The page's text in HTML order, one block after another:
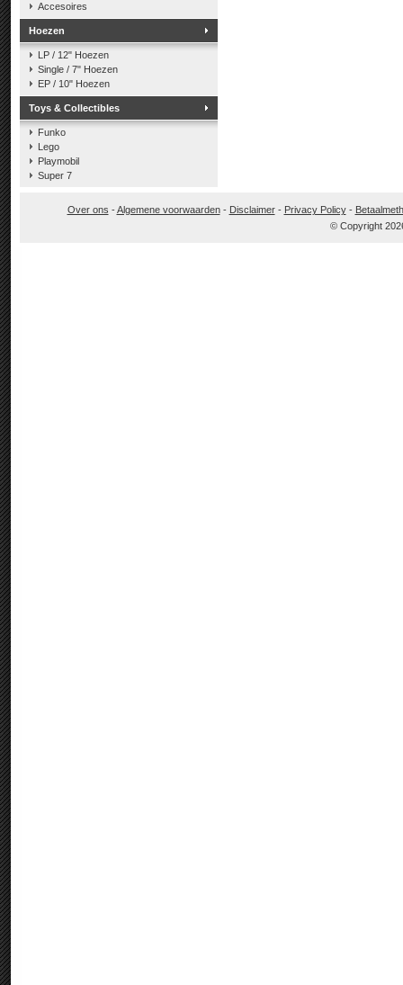
Accesoires
Hoezen
LP / 12" Hoezen
Single / 7" Hoezen
EP / 10" Hoezen
Toys & Collectibles
Funko
Lego
Playmobil
Super 7
Over ons -Algemene voorwaarden- Disclaimer- Privacy Policy-
© Copyright